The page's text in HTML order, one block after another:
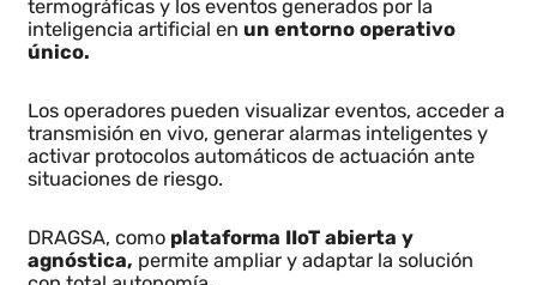
Digitalización y toma de
decisiones con DRAGSA
digitalización de la solución, integrando las cámaras
termográficas y los eventos generados por la
inteligencia artificial enun entorno operativo
único.
Los operadores pueden visualizar eventos, acceder a
transmisión en vivo, generar alarmas inteligentes y